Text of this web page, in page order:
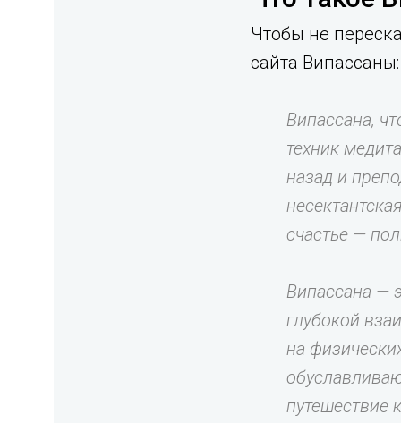
Чтобы не
сайта Випассаны:
Випассана,
техник
назад и
счастье —
Випассана —
глубокой
на
путешествие